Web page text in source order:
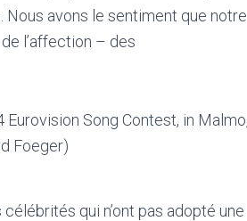
Nous avons le sentiment que notre
l’affection – des
qui n’ont pas adopté une